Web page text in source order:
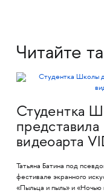
Читайте
Студентка
видеоарта
Татьяна Батина под
фестивале экранного
«Пыльца и пыль» и «Ночью